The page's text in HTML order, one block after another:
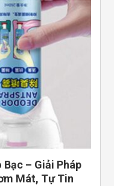
Bạc – Giải Pháp
Mát, Tự Tin